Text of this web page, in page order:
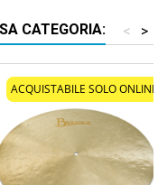
CATEGORIA: >
<
ACQUISTABILE SOLO ONLINE